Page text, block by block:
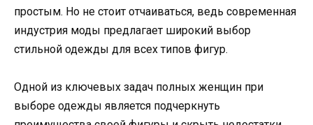
простым. Но не стоит отчаиваться, ведь современная
индустрия моды предлагает широкий выбор
стильной одежды для всех типов фигур.
Одной из ключевых задач полных женщин при
выборе одежды является подчеркнуть